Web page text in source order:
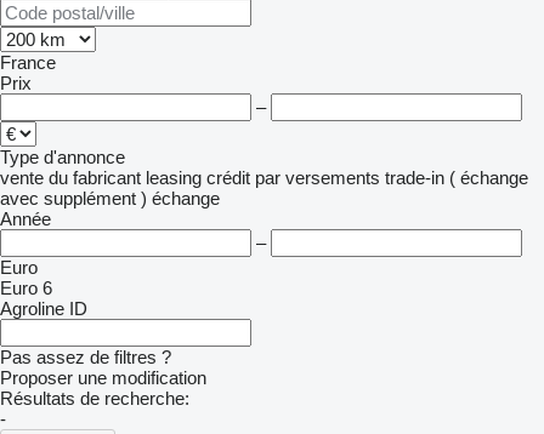
France
Prix
–
Type d'annonce
vente du fabricant leasing crédit par versements trade-in ( échange
avec supplément ) échange
Année
–
Euro
Euro 6
Agroline ID
Pas assez de filtres ?
Proposer une modification
Résultats de recherche:
-